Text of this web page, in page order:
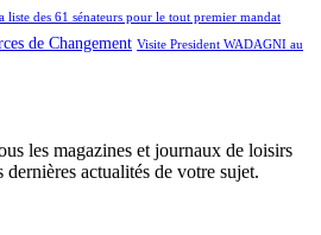
des 61 sénateurs pour le tout premier mandat
de Changement Visite President WADAGNI au
les magazines et journaux de loisirs
actualités de votre sujet.